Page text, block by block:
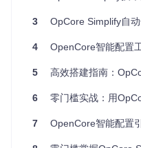
显
卡
MD Radeon RX 50
卡
BCM94360系列，
Realtek RTL8111
配置流程重构：从
3 OpCore Simplify自动化工
4 OpenCore智能配置工
5 高效搭建指南：
6 零门槛实战：用OpCore-
7 OpenCore智能配置引